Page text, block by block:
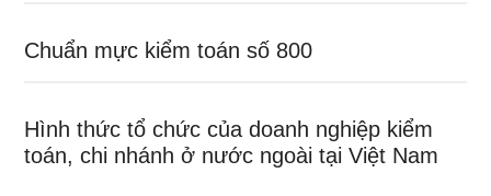
Chuẩn mực kiểm toán số 800
Hình thức tổ chức của doanh nghiệp kiểm
toán, chi nhánh ở nước ngoài tại Việt Nam